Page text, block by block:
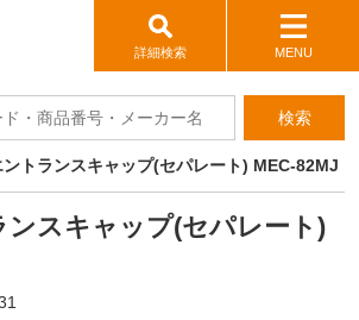
詳細検索 MENU
検索
トランスキャップ(セパレート) MEC-82MJ
ンスキャップ(セパレート)